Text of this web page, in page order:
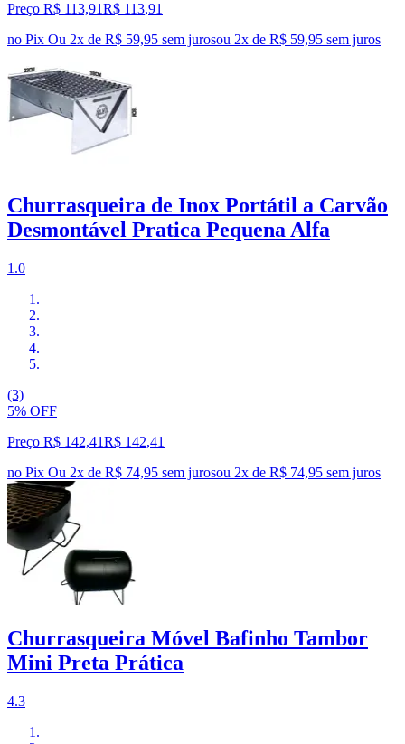
Preço R$ 113,91R$ 113,91
no Pix Ou 2x de R$ 59,95 sem jurosou 2x de R$ 59,95 sem juros
Churrasqueira de Inox Portátil a Carvão
Desmontável Pratica Pequena Alfa
1.0
(3)
5% OFF
Preço R$ 142,41R$ 142,41
no Pix Ou 2x de R$ 74,95 sem jurosou 2x de R$ 74,95 sem juros
Churrasqueira Móvel Bafinho Tambor
Mini Preta Prática
4.3